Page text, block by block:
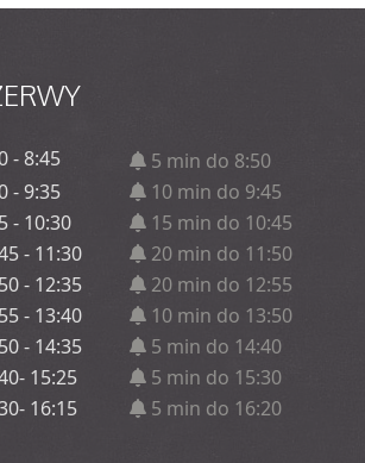
- 8:45
5 min do 8:50
- 9:35
10 min do 9:45
- 10:30
15 min do 10:45
- 11:30
20 min do 11:50
- 12:35
20 min do 12:55
- 13:40
10 min do 13:50
- 14:35
5 min do 14:40
15:25
5 min do 15:30
16:15 5 min do 16:20